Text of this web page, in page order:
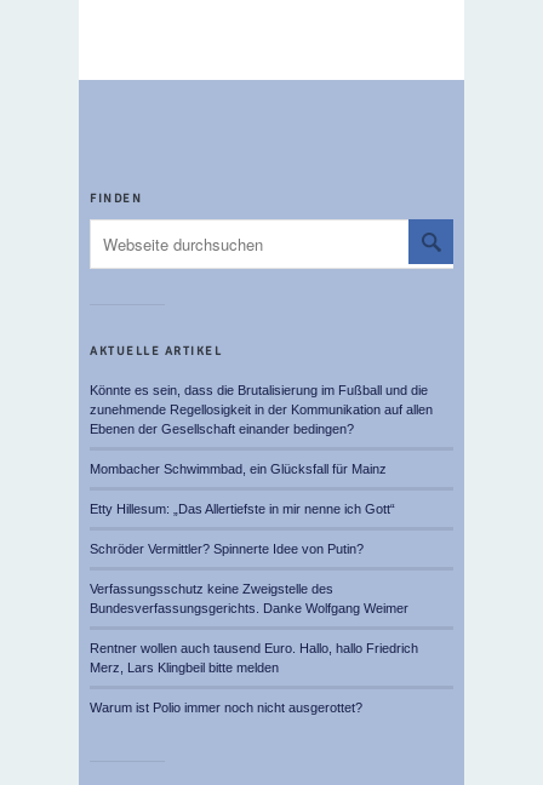
FINDEN
AKTUELLE ARTIKEL
Könnte es sein, dass die Brutalisierung im Fußball und die
zunehmende Regellosigkeit in der Kommunikation auf allen
Ebenen der Gesellschaft einander bedingen?
Mombacher Schwimmbad, ein Glücksfall für Mainz
Etty Hillesum: „Das Allertiefste in mir nenne ich Gott“
Schröder Vermittler? Spinnerte Idee von Putin?
Verfassungsschutz keine Zweigstelle des
Bundesverfassungsgerichts. Danke Wolfgang Weimer
Rentner wollen auch tausend Euro. Hallo, hallo Friedrich
Merz, Lars Klingbeil bitte melden
Warum ist Polio immer noch nicht ausgerottet?